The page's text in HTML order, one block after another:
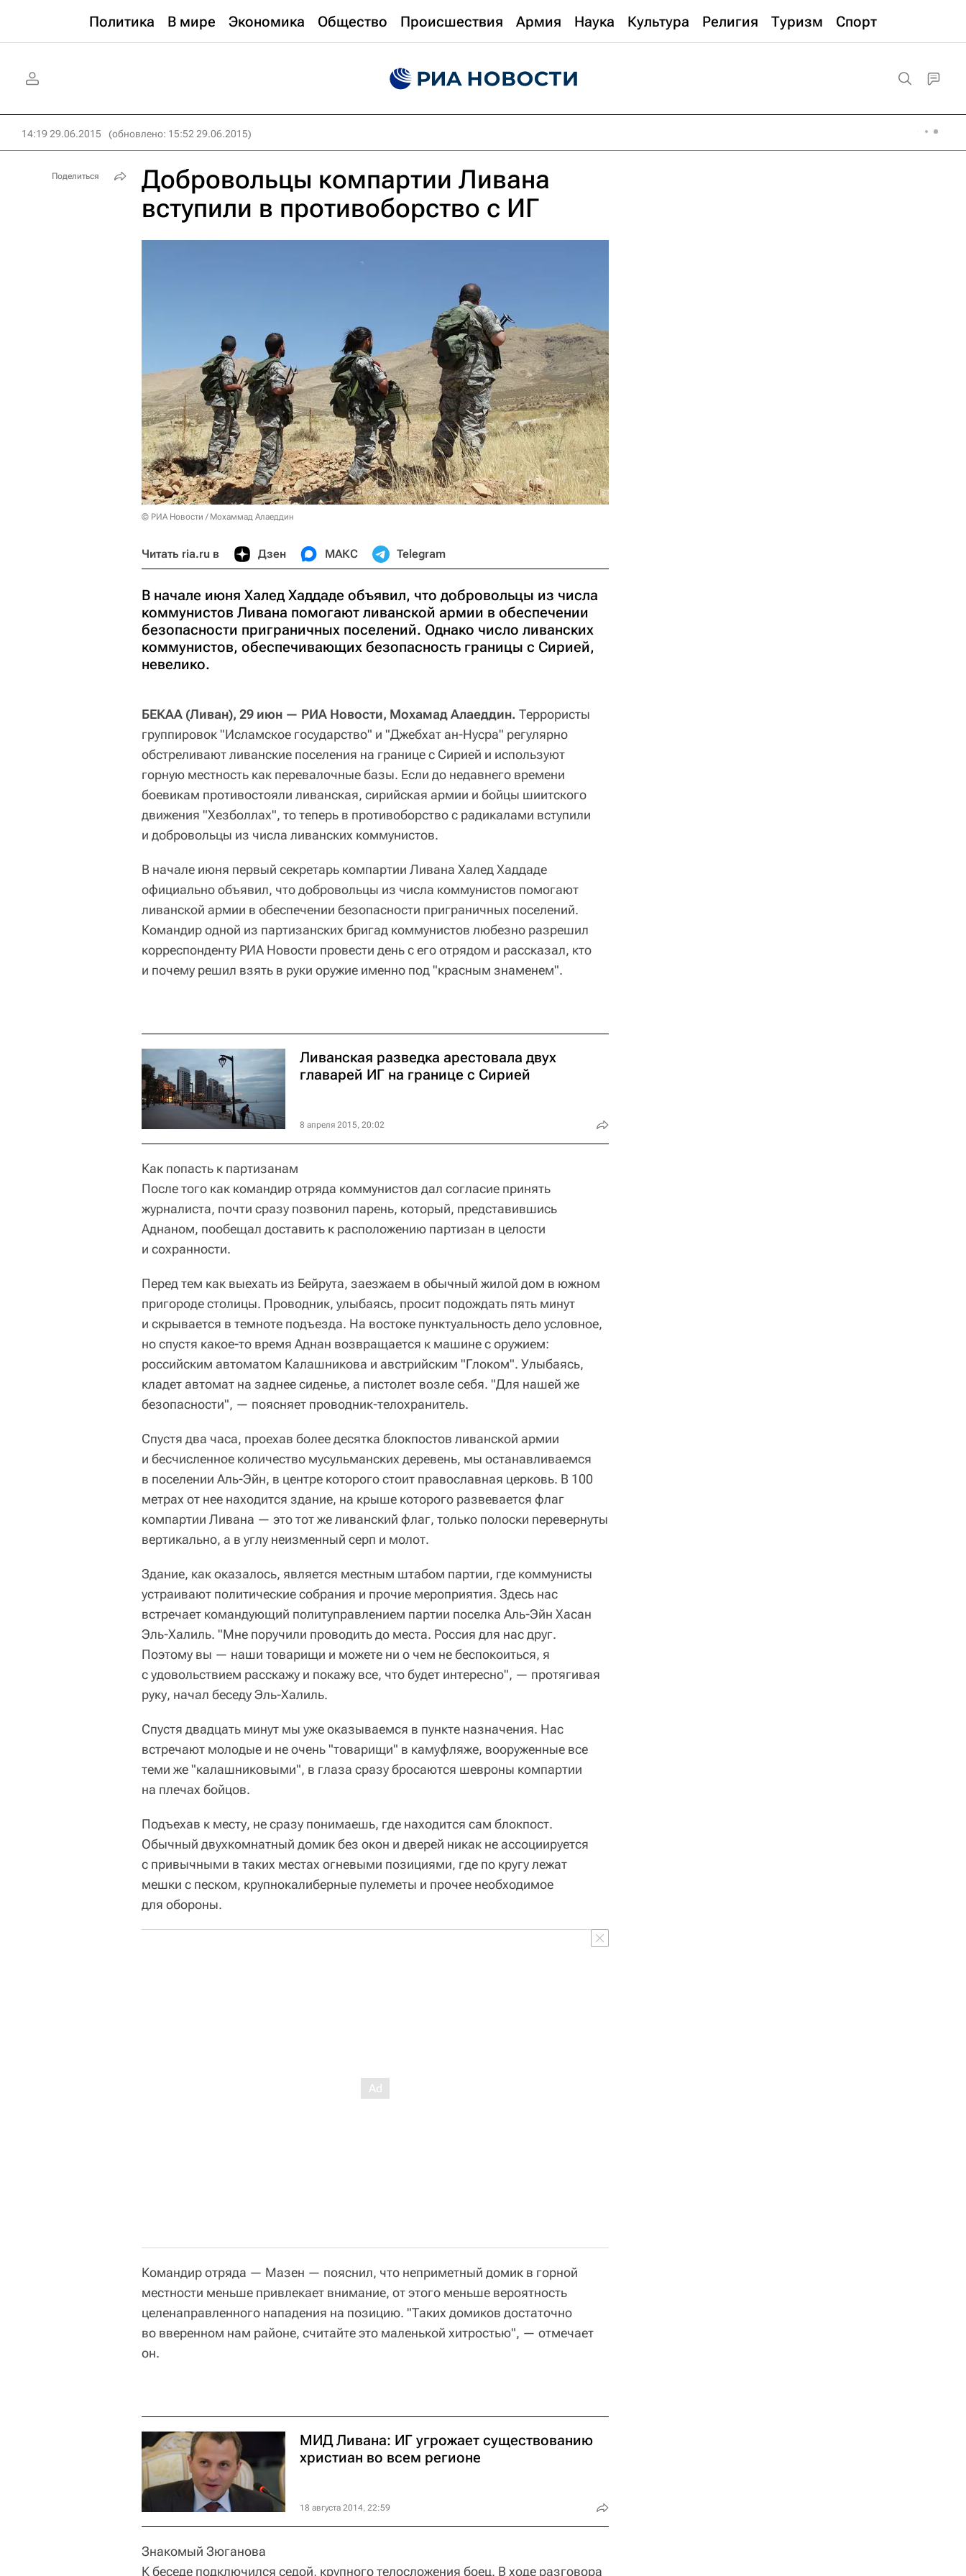
Политика В мире Экономика Общество Происшествия Армия Наука Культура Религия Туризм Спорт
14:19 29.06.2015 (обновлено: 15:52 29.06.2015)
Добровольцы компартии Ливана
вступили в противоборство с ИГ
© РИА Новости / Мохаммад Алаеддин
Читать ria.ru в Дзен МАКС Telegram
В начале июня Халед Хаддаде объявил, что добровольцы из числа
коммунистов Ливана помогают ливанской армии в обеспечении
безопасности приграничных поселений. Однако число ливанских
коммунистов, обеспечивающих безопасность границы с Сирией,
невелико.
БЕКАА (Ливан), 29 июн — РИА Новости, Мохамад Алаеддин. Террористы
группировок "Исламское государство" и "Джебхат ан-Нусра" регулярно
обстреливают ливанские поселения на границе с Сирией и используют
горную местность как перевалочные базы. Если до недавнего времени
боевикам противостояли ливанская, сирийская армии и бойцы шиитского
движения "Хезболлах", то теперь в противоборство с радикалами вступили
и добровольцы из числа ливанских коммунистов.
В начале июня первый секретарь компартии Ливана Халед Хаддаде
официально объявил, что добровольцы из числа коммунистов помогают
ливанской армии в обеспечении безопасности приграничных поселений.
Командир одной из партизанских бригад коммунистов любезно разрешил
корреспонденту РИА Новости провести день с его отрядом и рассказал, кто
и почему решил взять в руки оружие именно под "красным знаменем".
Ливанская разведка арестовала двух
главарей ИГ на границе с Сирией
8 апреля 2015, 20:02
Как попасть к партизанам
После того как командир отряда коммунистов дал согласие принять
журналиста, почти сразу позвонил парень, который, представившись
Аднаном, пообещал доставить к расположению партизан в целости
и сохранности.
Перед тем как выехать из Бейрута, заезжаем в обычный жилой дом в южном
пригороде столицы. Проводник, улыбаясь, просит подождать пять минут
и скрывается в темноте подъезда. На востоке пунктуальность дело условное,
но спустя какое-то время Аднан возвращается к машине с оружием:
российским автоматом Калашникова и австрийским "Глоком". Улыбаясь,
кладет автомат на заднее сиденье, а пистолет возле себя. "Для нашей же
безопасности", — поясняет проводник-телохранитель.
Спустя два часа, проехав более десятка блокпостов ливанской армии
и бесчисленное количество мусульманских деревень, мы останавливаемся
в поселении Аль-Эйн, в центре которого стоит православная церковь. В 100
метрах от нее находится здание, на крыше которого развевается флаг
компартии Ливана — это тот же ливанский флаг, только полоски перевернуты
вертикально, а в углу неизменный серп и молот.
Здание, как оказалось, является местным штабом партии, где коммунисты
устраивают политические собрания и прочие мероприятия. Здесь нас
встречает командующий политуправлением партии поселка Аль-Эйн Хасан
Эль-Халиль. "Мне поручили проводить до места. Россия для нас друг.
Поэтому вы — наши товарищи и можете ни о чем не беспокоиться, я
с удовольствием расскажу и покажу все, что будет интересно", — протягивая
руку, начал беседу Эль-Халиль.
Спустя двадцать минут мы уже оказываемся в пункте назначения. Нас
встречают молодые и не очень "товарищи" в камуфляже, вооруженные все
теми же "калашниковыми", в глаза сразу бросаются шевроны компартии
на плечах бойцов.
Подъехав к месту, не сразу понимаешь, где находится сам блокпост.
Обычный двухкомнатный домик без окон и дверей никак не ассоциируется
с привычными в таких местах огневыми позициями, где по кругу лежат
мешки с песком, крупнокалиберные пулеметы и прочее необходимое
для обороны.
Командир отряда — Мазен — пояснил, что неприметный домик в горной
местности меньше привлекает внимание, от этого меньше вероятность
целенаправленного нападения на позицию. "Таких домиков достаточно
во вверенном нам районе, считайте это маленькой хитростью", — отмечает
он.
МИД Ливана: ИГ угрожает существованию
христиан во всем регионе
18 августа 2014, 22:59
Знакомый Зюганова
К беседе подключился седой, крупного телосложения боец. В ходе разговора
Поделиться